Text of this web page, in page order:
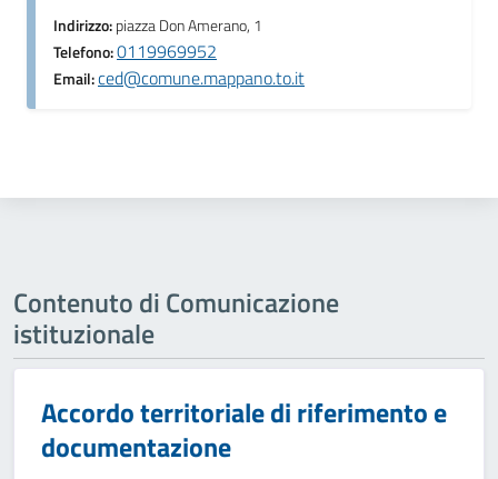
Indirizzo:piazza Don Amerano, 1
Telefono:0119969952
Email:ced@comune.mappano.to.it
Contenuto di Comunicazione
istituzionale
Accordo territoriale di riferimento e
documentazione